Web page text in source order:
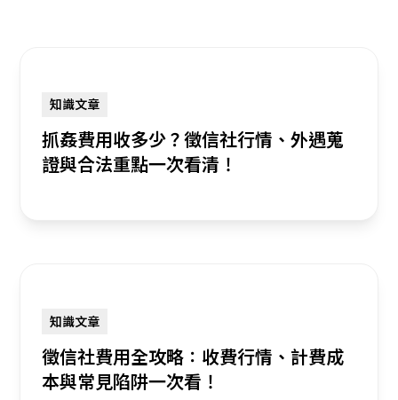
知識文章
抓姦費用收多少？徵信社行情、外遇蒐
證與合法重點一次看清！
知識文章
徵信社費用全攻略：收費行情、計費成
本與常見陷阱一次看！